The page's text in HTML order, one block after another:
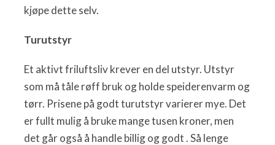
kjøpe dette selv.
Turutstyr
Et aktivt friluftsliv krever en del utstyr. Utstyr
som må tåle røff bruk og holde speiderenvarm og
tørr. Prisene på godt turutstyr varierer mye. Det
er fullt mulig å bruke mange tusen kroner, men
det går også å handle billig og godt . Så lenge